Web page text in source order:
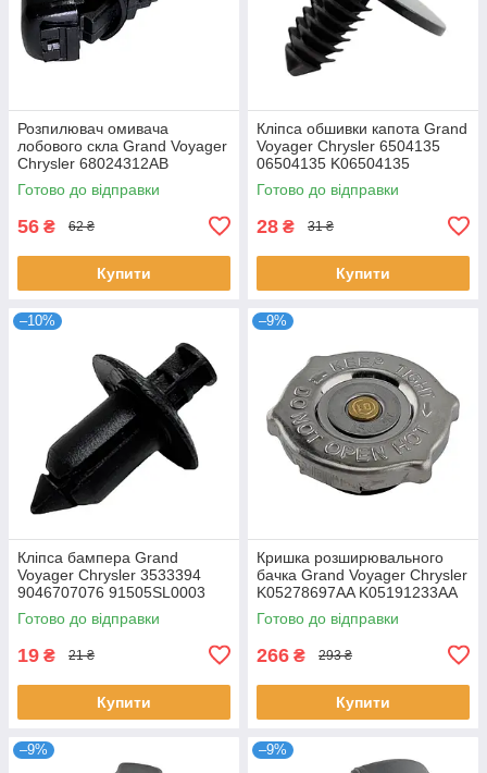
Розпилювач омивача
лобового скла Grand Voyager
Chrysler 68024312AB
5303833AA 5116079AA
Готово до відправки
56 ₴ 62 ₴
Купити
Кліпса обшивки капота Grand
Voyager Chrysler 6504135
06504135 K06504135
Готово до відправки
28 ₴ 31 ₴
Купити
–10%
Кліпса бампера Grand
Voyager Chrysler 3533394
9046707076 91505SL0003
Готово до відправки
19 ₴ 21 ₴
Купити
–9%
Кришка розширювального
бачка Grand Voyager Chrysler
K05278697AA K05191233AA
K05086226AA K52079778AA,
Готово до відправки
266 ₴ 293 ₴
Купити
–9% –9%